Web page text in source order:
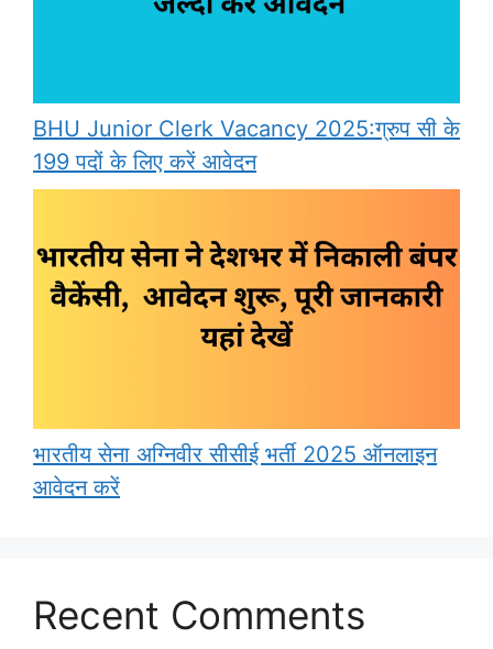
BHU Junior Clerk Vacancy 2025:ग्रुप सी के
199 पदों के लिए करें आवेदन
भारतीय सेना अग्निवीर सीसीई भर्ती 2025 ऑनलाइन
आवेदन करें
Recent Comments